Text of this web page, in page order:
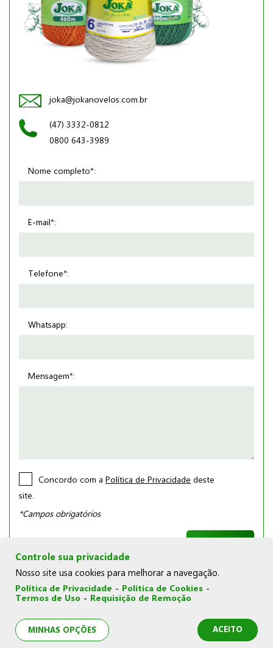
joka@jokanovelos.com.br
(47) 3332-0812
0800 643-3989
Nome completo*:
E-mail*:
Telefone*:
Whatsapp:
Mensagem*:
Concordo com a Política de Privacidade deste
site.
*Campos obrigatórios
© Copyright 2026 | Joka Novelos |Política de Cookies
de privacidade
Controle sua privacidade
Nosso site usa cookies para melhorar a navegação.
Política de Privacidade - Política de Cookies -
Termos de Uso - Requisição de Remoção
MINHAS OPÇÕES ACEITO